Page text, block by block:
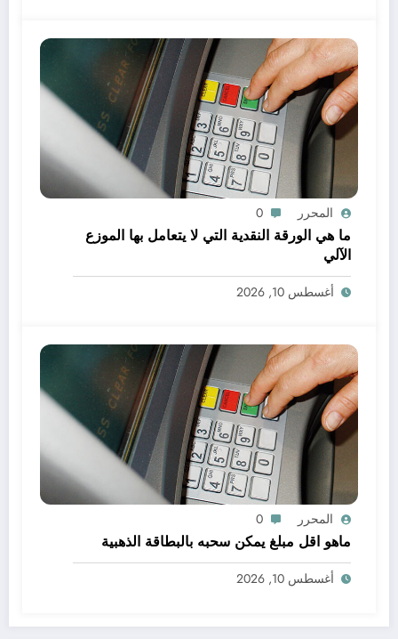
المحرر 0
ما هي الورقة النقدية التي لا يتعامل بها الموزع
الآلي
أغسطس 10, 2026
المحرر 0
ماهو اقل مبلغ يمكن سحبه بالبطاقة الذهبية
أغسطس 10, 2026